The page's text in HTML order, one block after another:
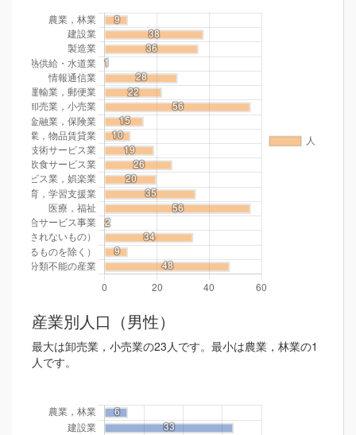
産業別人口（男性）
最大は卸売業，小売業の23人です。最小は農業，林業の1
人です。